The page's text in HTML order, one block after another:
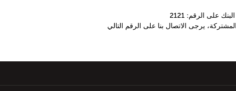
على الرقم: 2121
يرجى الاتصال بنا على الرقم التالي